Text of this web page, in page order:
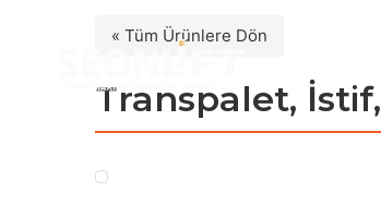
« Tüm Ürünlere Dön
Transpalet,